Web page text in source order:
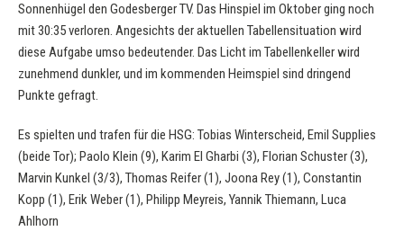
Sonnenhügel den Godesberger TV. Das Hinspiel im Oktober ging noch
mit 30:35 verloren. Angesichts der aktuellen Tabellensituation wird
diese Aufgabe umso bedeutender. Das Licht im Tabellenkeller wird
zunehmend dunkler, und im kommenden Heimspiel sind dringend
Punkte gefragt.
Es spielten und trafen für die HSG: Tobias Winterscheid, Emil Supplies
(beide Tor); Paolo Klein (9), Karim El Gharbi (3), Florian Schuster (3),
Marvin Kunkel (3/3), Thomas Reifer (1), Joona Rey (1), Constantin
Kopp (1), Erik Weber (1), Philipp Meyreis, Yannik Thiemann, Luca
Ahlhorn